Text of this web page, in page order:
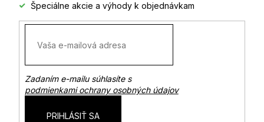
Špeciálne akcie a výhody k objednávkam
Zadaním e-mailu súhlasíte s
podmienkami ochrany osobných údajov
PRIHLÁSIŤ SA